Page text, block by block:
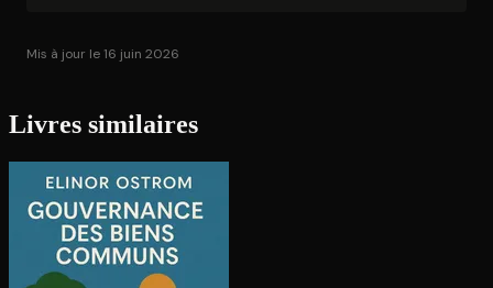
Mis à jour le 16 juin 2026
Livres similaires